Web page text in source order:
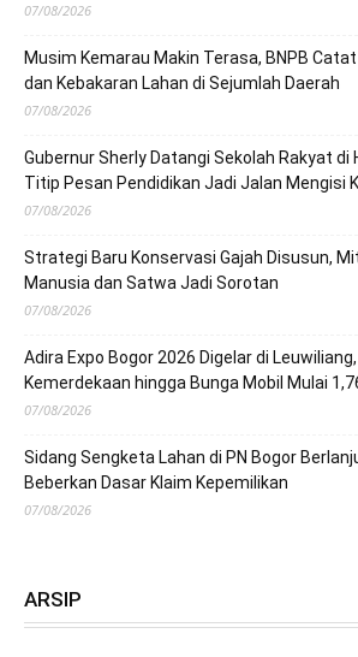
07/08/2026
Musim Kemarau Makin Terasa, BNPB
dan Kebakaran Lahan di Sejumlah Daerah
07/08/2026
Gubernur Sherly Datangi Sekolah Rakyat di
Titip Pesan Pendidikan Jadi Jalan Mengisi
07/08/2026
Strategi Baru Konservasi Gajah Disusun,
Manusia dan Satwa Jadi Sorotan
07/08/2026
Adira Expo Bogor 2026 Digelar di
Kemerdekaan hingga Bunga Mobil Mulai
07/08/2026
Sidang Sengketa Lahan di PN Bogor
Beberkan Dasar Klaim Kepemilikan
07/08/2026
ARSIP